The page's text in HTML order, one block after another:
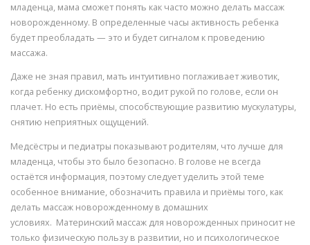
младенца, мама сможет понять как часто можно делать массаж
новорожденному. В определенные часы активность ребенка
будет преобладать — это и будет сигналом к проведению
массажа.
Даже не зная правил, мать интуитивно поглаживает животик,
когда ребенку дискомфортно, водит рукой по голове, если он
плачет. Но есть приёмы, способствующие развитию мускулатуры,
снятию неприятных ощущений.
Медсёстры и педиатры показывают родителям, что лучше для
младенца, чтобы это было безопасно. В голове не всегда
остаётся информация, поэтому следует уделить этой теме
особенное внимание, обозначить правила и приёмы того, как
делать массаж новорожденному в домашних
условиях. Материнский массаж для новорожденных приносит не
только физическую пользу в развитии, но и психологическое